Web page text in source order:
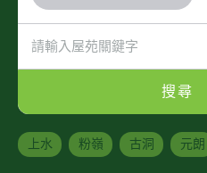
搜尋
上水 粉嶺 古洞 元朗